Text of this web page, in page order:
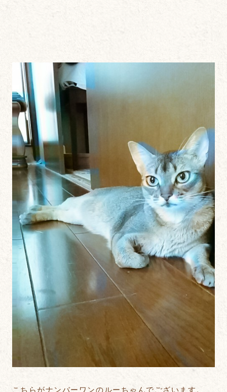
こちらがナンバーワンのルーちゃんでございます。